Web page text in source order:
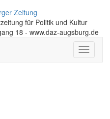
Zeitung
für Politik und Kultur
18 - www.daz-augsburg.de
Toggle